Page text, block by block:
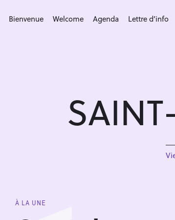
Bienvenue Welcome Agenda Lettre d’info
À LA UNE